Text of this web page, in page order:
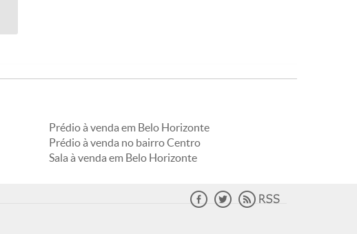
Prédio à venda em Belo Horizonte
Prédio à venda no bairro Centro
Sala à venda em Belo Horizonte